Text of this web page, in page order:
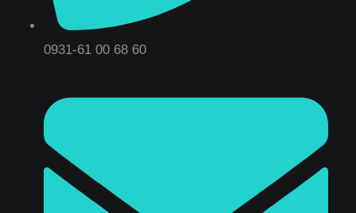
0931-61 00 68 60